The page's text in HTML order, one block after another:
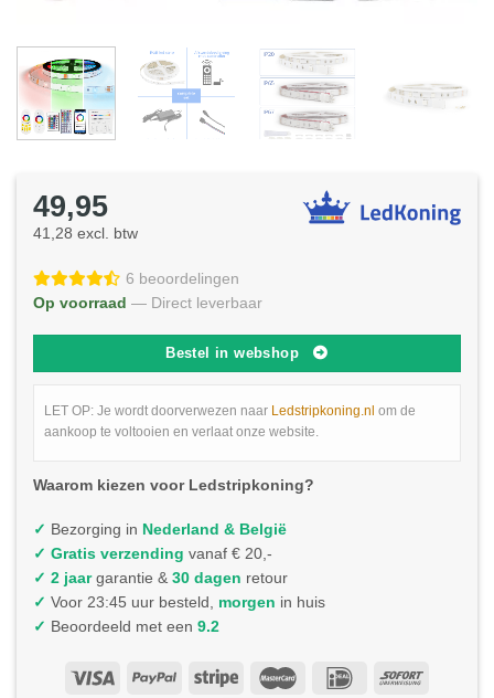
49,95
41,28 excl. btw
6 beoordelingen
Op voorraad — Direct leverbaar
Bestel in webshop
LET OP: Je wordt doorverwezen naar Ledstripkoning.nl om de
aankoop te voltooien en verlaat onze website.
Waarom kiezen voor Ledstripkoning?
✓ Bezorging in Nederland & België
✓ Gratis verzending vanaf € 20,-
✓ 2 jaargarantie & 30 dagen retour
✓ Voor 23:45 uur besteld, morgen in huis
✓ Beoordeeld met een 9.2